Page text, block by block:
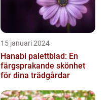
15 januari 2024
Hanabi palettblad: En
färgsprakande skönhet
för dina trädgårdar